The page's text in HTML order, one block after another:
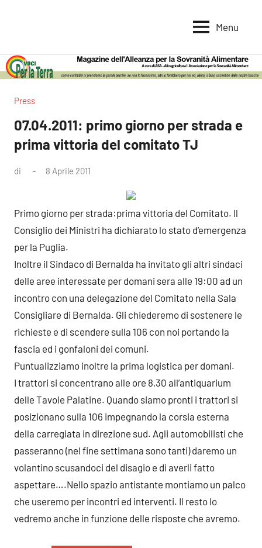
per
la
Terra
per
la
Alimentare
Menu
Press
07.04.2011: primo giorno per strada e
prima vittoria del comitato TJ
di 8 Aprile 2011
Primo giorno per strada:prima vittoria del Comitato. Il
Consiglio dei Ministri ha dichiarato lo stato d’emergenza
per la Puglia.
Inoltre il Sindaco di Bernalda ha invitato gli altri sindaci
delle aree interessate per domani sera alle 19:00 ad un
incontro con una delegazione del Comitato nella Sala
Consigliare di Bernalda. Gli chiederemo di sostenere le
richieste e di scendere sulla 106 con noi portando la
fascia ed i gonfaloni dei comuni.
Puntualizziamo inoltre la prima logistica per domani.
I trattori si concentrano alle ore 8,30 all’antiquarium
delle Tavole Palatine. Quando siamo pronti i trattori si
posizionano sulla 106 impegnando la corsia esterna
della carregiata in direzione sud. Agli automobilisti che
passeranno (nel fine settimana sono tanti) daremo un
volantino scusandoci del disagio e di averli fatto
aspettare….Nello spazio antistante montiamo un palco
che useremo per incontri ed interventi. Il resto lo
vedremo anche in funzione delle risposte che avremo.